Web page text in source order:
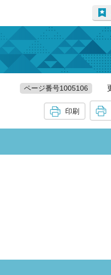
ページ番号1005106 更
印刷